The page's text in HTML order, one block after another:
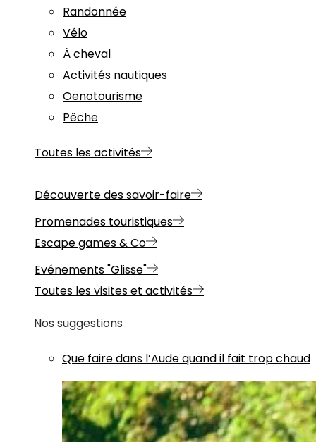
Randonnée
Vélo
À cheval
Activités nautiques
Oenotourisme
Pêche
Toutes les activités
Découverte des savoir-faire
Promenades touristiques
Escape games & Co
Evénements "Glisse"
Toutes les visites et activités
Nos suggestions
Que faire dans l’Aude quand il fait trop chaud